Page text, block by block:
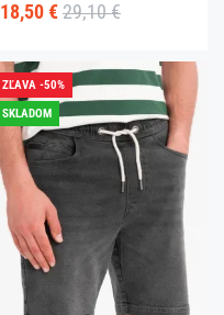
18,50 € 29,10 €
ZĽAVA -50%
SKLADOM